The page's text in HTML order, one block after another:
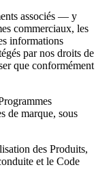
associés — y
commerciaux, les
informations
par nos droits de
que conformément
de marque, sous
des Produits,
et le Code